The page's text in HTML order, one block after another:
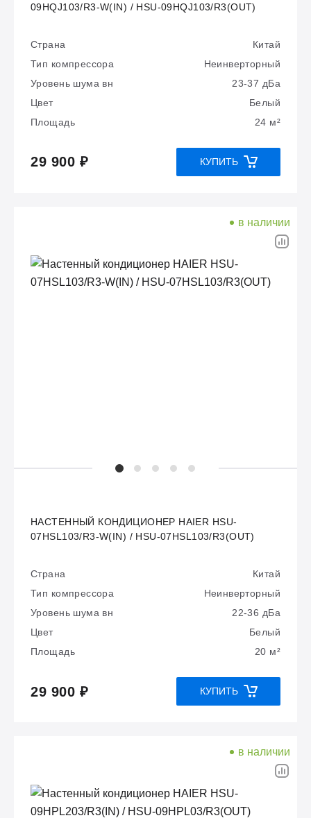
09HQJ103/R3-W(IN) / HSU-09HQJ103/R3(OUT)
Страна
Китай
Тип компрессора
Неинверторный
Уровень шума вн
23-37 дБа
Цвет
Белый
Площадь
24 м²
29 900 ₽ КУПИТЬ
в наличии
НАСТЕННЫЙ КОНДИЦИОНЕР HAIER HSU-
07HSL103/R3-W(IN) / HSU-07HSL103/R3(OUT)
Страна
Китай
Тип компрессора
Неинверторный
Уровень шума вн
22-36 дБа
Цвет
Белый
Площадь
20 м²
29 900 ₽ КУПИТЬ
в наличии